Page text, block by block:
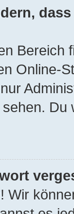
Bereich
Online-
Wir